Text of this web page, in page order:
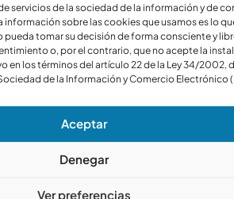
servicios de la sociedad de la información y de
información sobre las cookies que usamos es lo
pueda tomar su decisión de forma consciente y
o, por el contrario, que no acepte la
en los términos del artículo 22 de la Ley 34/2002,
de la Información y Comercio Electrónico
Aceptar
Denegar
Ver preferencias